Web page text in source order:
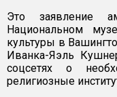
Это заявление
Национальном
культуры в
Иванка-Яэль
соцсетях о
религиозные